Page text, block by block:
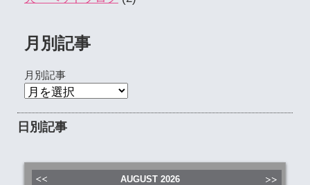
月別記事
月別記事
日別記事
AUGUST 2026